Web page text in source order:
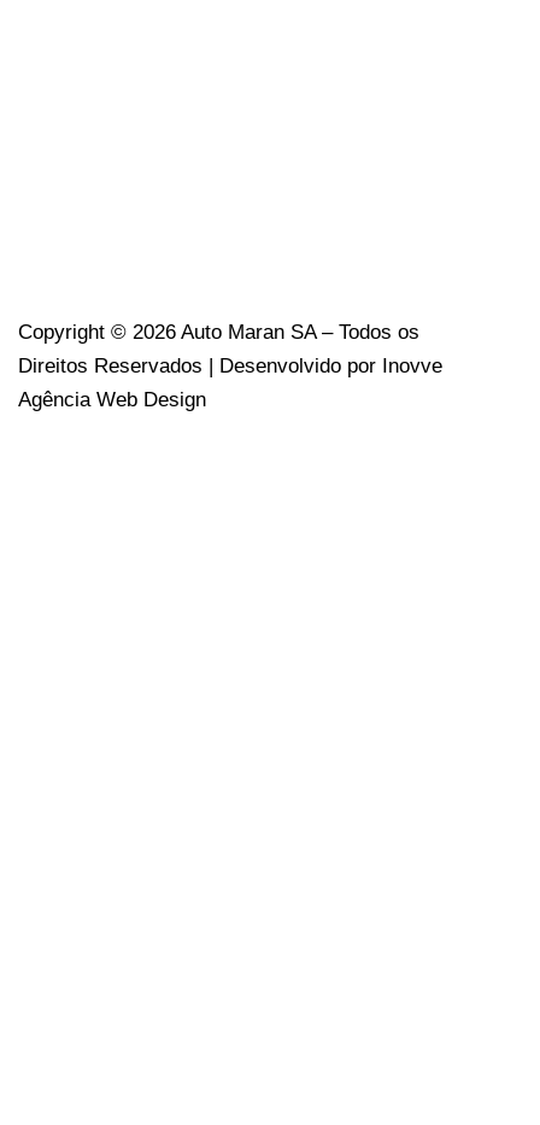
Copyright © 2026 Auto Maran SA– Todos os
Direitos Reservados | Desenvolvido por Inovve
Agência Web Design